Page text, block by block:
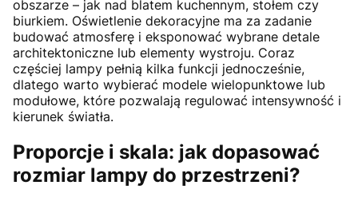
obszarze – jak nad blatem kuchennym, stołem czy
biurkiem. Oświetlenie dekoracyjne ma za zadanie
budować atmosferę i eksponować wybrane detale
architektoniczne lub elementy wystroju. Coraz
częściej lampy pełnią kilka funkcji jednocześnie,
dlatego warto wybierać modele wielopunktowe lub
modułowe, które pozwalają regulować intensywność i
kierunek światła.
Proporcje i skala: jak dopasować
rozmiar lampy do przestrzeni?